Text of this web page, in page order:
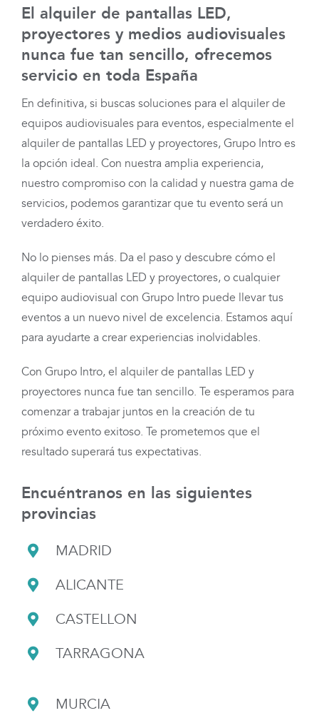
El alquiler de pantallas LED,
proyectores y medios audiovisuales
nunca fue tan sencillo, ofrecemos
servicio en toda España
En definitiva, si buscas soluciones para el alquiler de
equipos audiovisuales para eventos, especialmente el
alquiler de pantallas LED y proyectores, Grupo Intro es
la opción ideal. Con nuestra amplia experiencia,
nuestro compromiso con la calidad y nuestra gama de
servicios, podemos garantizar que tu evento será un
verdadero éxito.
No lo pienses más. Da el paso y descubre cómo el
alquiler de pantallas LED y proyectores, o cualquier
equipo audiovisual con Grupo Intro puede llevar tus
eventos a un nuevo nivel de excelencia. Estamos aquí
para ayudarte a crear experiencias inolvidables.
Con Grupo Intro, el alquiler de pantallas LED y
proyectores nunca fue tan sencillo. Te esperamos para
comenzar a trabajar juntos en la creación de tu
próximo evento exitoso. Te prometemos que el
resultado superará tus expectativas.
Encuéntranos en las siguientes
provincias
MADRID
ALICANTE
CASTELLON
TARRAGONA
MURCIA